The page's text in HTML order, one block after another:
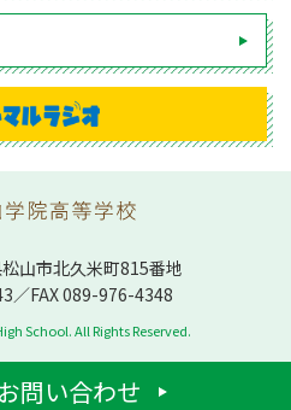
⼭市北久⽶町815番地
／FAX 089-976-4348
School. All Rights Reserved.
問い合わせ